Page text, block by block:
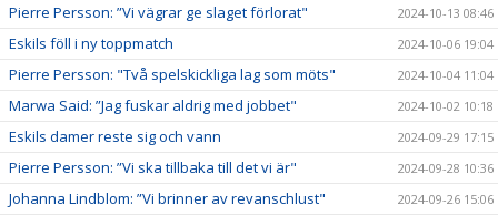
Pierre Persson: ”Vi vägrar ge slaget förlorat" 2024-10-13 08:46
Eskils föll i ny toppmatch 2024-10-06 19:04
Pierre Persson: "Två spelskickliga lag som möts" 2024-10-04 11:04
Marwa Said: ”Jag fuskar aldrig med jobbet" 2024-10-02 10:18
Eskils damer reste sig och vann 2024-09-29 17:15
Pierre Persson: ”Vi ska tillbaka till det vi är" 2024-09-28 10:36
Johanna Lindblom: ”Vi brinner av revanschlust" 2024-09-26 15:06